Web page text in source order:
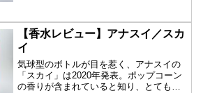
【香水レビュー】アナスイ／スカ
イ
気球型のボトルが目を惹く、アナスイの
「スカイ」は2020年発表。ポップコーン
の香りが含まれていると知り、とても楽